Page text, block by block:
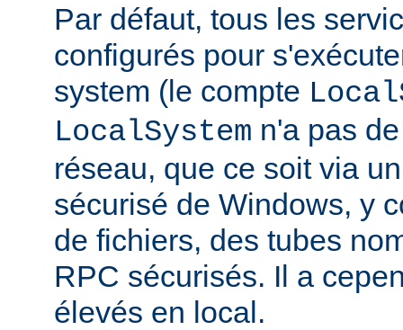
Par défaut, tous les
configurés pour
system (le compte
LocalSystem n'a pas
réseau, que ce soit via
sécurisé de Windows, y
de fichiers, des tubes
RPC sécurisés. Il a
élevés en local.